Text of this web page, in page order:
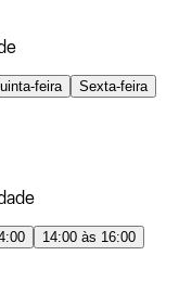
feira
Sexta-feira
14:00 às 16:00